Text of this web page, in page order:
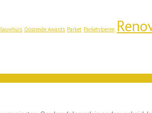
Oostende Awards Parket Parketvloeren